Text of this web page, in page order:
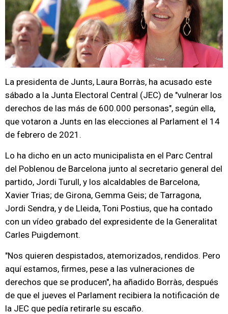
La presidenta de Junts, Laura Borràs, ha acusado este
sábado a la Junta Electoral Central (JEC) de "vulnerar los
derechos de las más de 600.000 personas", según ella,
que votaron a Junts en las elecciones al Parlament el 14
de febrero de 2021.
Lo ha dicho en un acto municipalista en el Parc Central
del Poblenou de Barcelona junto al secretario general del
partido, Jordi Turull, y los alcaldables de Barcelona,
Xavier Trias; de Girona, Gemma Geis; de Tarragona,
Jordi Sendra, y de Lleida, Toni Postius, que ha contado
con un vídeo grabado del expresidente de la Generalitat
Carles Puigdemont.
"Nos quieren despistados, atemorizados, rendidos. Pero
aquí estamos, firmes, pese a las vulneraciones de
derechos que se producen", ha añadido Borràs, después
de que el jueves el Parlament recibiera la notificación de
la JEC que pedía retirarle su escaño.